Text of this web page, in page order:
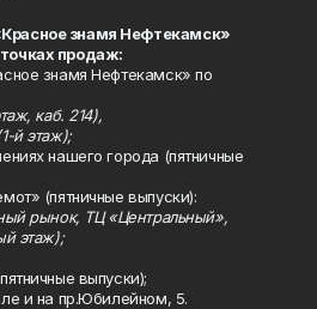
знамя Нефтекамск»
продаж:
знамя Нефтекамск» по
каб. 214),
й этаж);
нашего города (пятничные
(пятничные выпуски):
рынок, ТЦ «Центральный»,
этаж);
выпуски);
и на пр.Юбилейном, 5.